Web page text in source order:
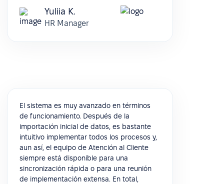
Yuliia K.
HR Manager
El sistema es muy avanzado en términos
de funcionamiento. Después de la
importación inicial de datos, es bastante
intuitivo implementar todos los procesos y,
aun así, el equipo de Atención al Cliente
siempre está disponible para una
sincronización rápida o para una reunión
de implementación extensa. En total,